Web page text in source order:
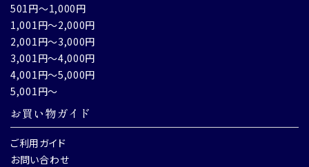
501円～1,000円
1,001円～2,000円
2,001円～3,000円
3,001円～4,000円
4,001円～5,000円
5,001円～
お買い物ガイド
ご利用ガイド
お問い合わせ